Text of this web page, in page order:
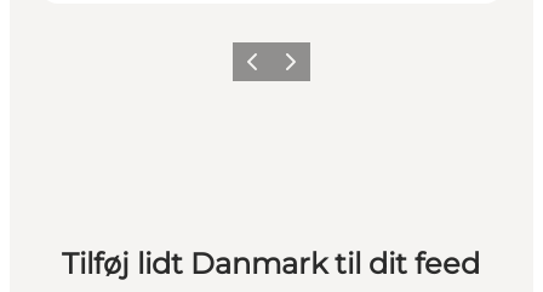
ForrigeNæste
Tilføj lidt Danmark til dit feed